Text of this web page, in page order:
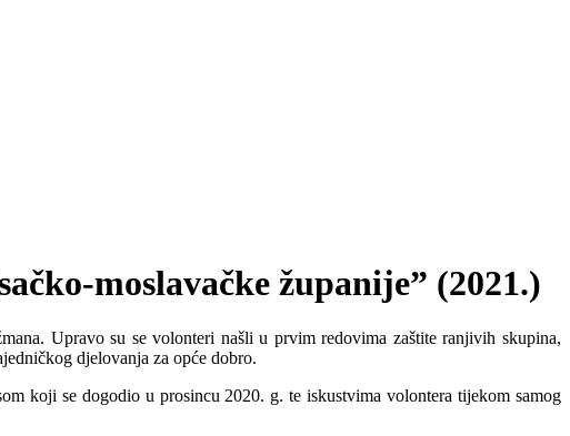
moslavačke županije” (2021.)
Upravo su se volonteri našli u prvim redovima zaštite ranjivih skupina,
djelovanja za opće dobro.
koji se dogodio u prosincu 2020. g. te iskustvima volontera tijekom samog